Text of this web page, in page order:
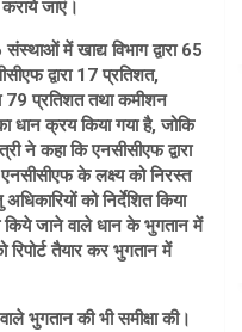
जाएं।
में खाद्य विभाग द्वारा 65
द्वारा 17 प्रतिशत,
79 प्रतिशत तथा कमीशन
धान क्रय किया गया है, जोकि
ने कहा कि एनसीसीएफ द्वारा
के लक्ष्य को निरस्त
को निर्देशित किया
किये जाने वाले धान के भुगतान में
रिपोर्ट तैयार कर भुगतान में
भुगतान की भी समीक्षा की।